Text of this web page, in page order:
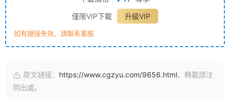
僅限VIP下載
升級VIP
如有鏈接失效，請聯系客服
原文鏈接： https://www.cgzyu.com/9656.html，轉載請注
明出處。